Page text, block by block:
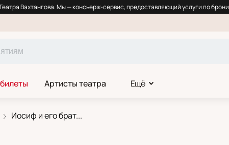
Вахтангова. Мы — консьерж-сервис, предоставляющий услуги по
Артисты театра Ещё
Иосиф и его брат...